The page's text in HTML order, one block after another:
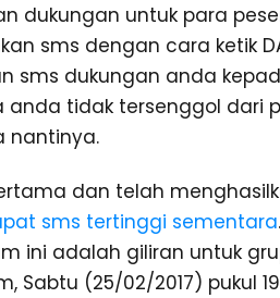
dukungan untuk para
sms dengan cara ketik
sms dukungan anda
anda tidak tersenggol
nantinya.
dan telah
sms tertinggi sementara
ini adalah giliran untuk
(25/02/2017) pukul